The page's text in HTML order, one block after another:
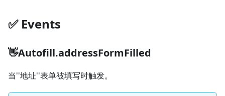
✅️️ Events
👋Autofill.addressFormFilled
当''地址''表单被填写时触发。